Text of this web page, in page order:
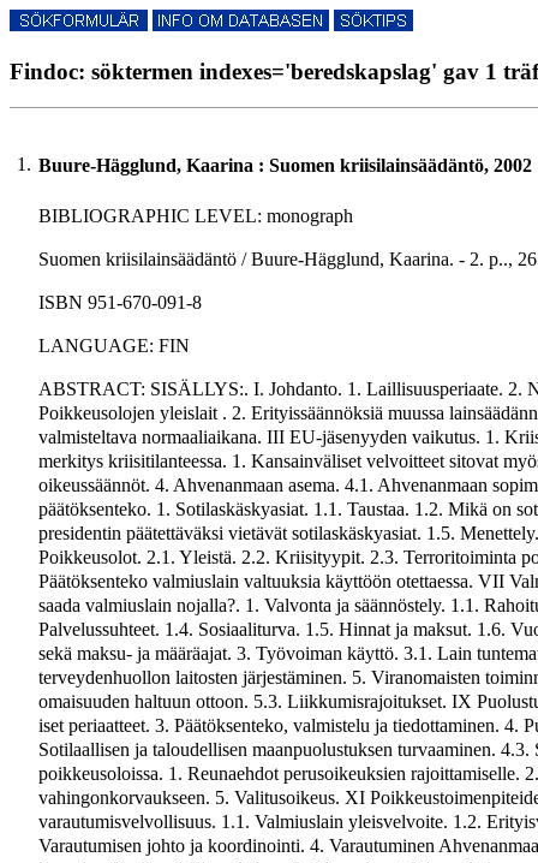
Findoc: söktermen indexes='beredskapslag' gav 1
1. Buure-Hägglund, Kaarina : Suomen kriisilainsäädäntö, 2002
BIBLIOGRAPHIC LEVEL: monograph
Suomen kriisilainsäädäntö / Buure-Hägglund, Kaarina. - 2. p..,
ISBN 951-670-091-8
LANGUAGE: FIN
ABSTRACT: SISÄLLYS:. I. Johdanto. 1. Laillisuusperiaate. 2.
Poikkeusolojen yleislait . 2. Erityissäännöksiä muussa
valmisteltava normaaliaikana. III EU-jäsenyyden vaikutus. 1.
merkitys kriisitilanteessa. 1. Kansainväliset velvoitteet sitovat
oikeussäännöt. 4. Ahvenanmaan asema. 4.1. Ahvenanmaan
päätöksenteko. 1. Sotilaskäskyasiat. 1.1. Taustaa. 1.2. Mikä on
presidentin päätettäväksi vietävät sotilaskäskyasiat. 1.5.
Poikkeusolot. 2.1. Yleistä. 2.2. Kriisityypit. 2.3. Terroritoiminta
Päätöksenteko valmiuslain valtuuksia käyttöön otettaessa. VII
saada valmiuslain nojalla?. 1. Valvonta ja säännöstely. 1.1.
Palvelussuhteet. 1.4. Sosiaaliturva. 1.5. Hinnat ja maksut. 1.6.
sekä maksu- ja määräajat. 3. Työvoiman käyttö. 3.1. Lain
terveydenhuollon laitosten järjestäminen. 5. Viranomaisten
omaisuuden haltuun ottoon. 5.3. Liikkumisrajoitukset. IX
iset periaatteet. 3. Päätöksenteko, valmistelu ja tiedottaminen.
Sotilaallisen ja taloudellisen maanpuolustuksen turvaaminen.
poikkeusoloissa. 1. Reunaehdot perusoikeuksien rajoittamiselle.
vahingonkorvaukseen. 5. Valitusoikeus. XI
varautumisvelvollisuus. 1.1. Valmiuslain yleisvelvoite. 1.2.
Varautumisen johto ja koordinointi. 4. Varautuminen